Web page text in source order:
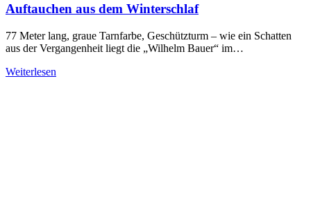
Auftauchen aus dem Winterschlaf
77 Meter lang, graue Tarnfarbe, Geschützturm – wie ein Schatten
aus der Vergangenheit liegt die „Wilhelm Bauer“ im…
Weiterlesen